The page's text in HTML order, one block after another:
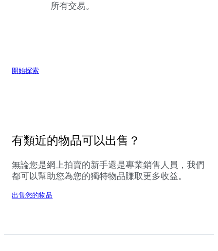
所有交易。
開始探索
有類近的物品可以出售？
無論您是網上拍賣的新手還是專業銷售人員，我們
都可以幫助您為您的獨特物品賺取更多收益。
出售您的物品